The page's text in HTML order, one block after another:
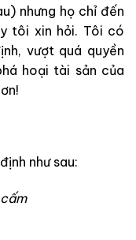
nhưng họ chỉ đến
tôi xin hỏi. Tôi có
vượt quá quyền
hoại tài sản của
như sau: